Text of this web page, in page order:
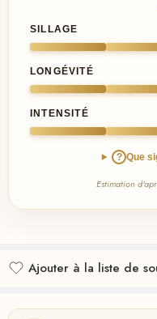
SILLAGE
LONGÉVITÉ
INTENSITÉ
? Que
Estimation
Ajouter à la liste de